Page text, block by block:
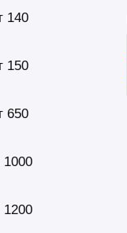
140
150
650
1000
1200